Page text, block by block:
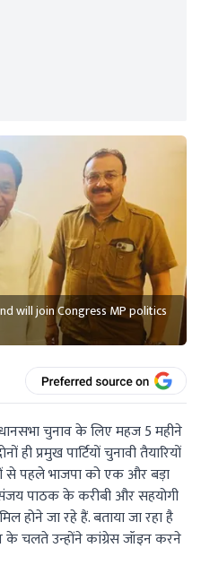
will join Congress MP politics
चुनाव के लिए महज 5 महीने
प्रमुख पार्टियों चुनावी तैयारियों
से पहले भाजपा को एक और बड़ा
पाठक के करीबी और सहयोगी
होने जा रहे हैं. बताया जा रहा है
चलते उन्होंने कांग्रेस जॉइन करने